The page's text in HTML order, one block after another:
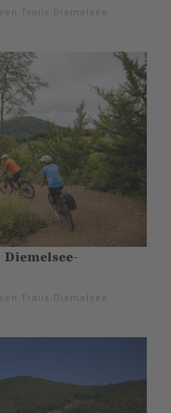
Trails Diemelsee.
Trails Diemelsee.